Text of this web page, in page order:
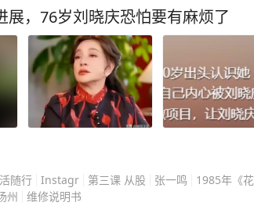
开机号只是彩票机房
验机器能否正常出
末尾收尾给到大号3
惯拿开机号做杀号参
挑选一两个号码放进
看得很通透，不管开
质，当作话题聊聊可
，76岁刘晓庆恐怕要有麻烦了
随行 Instagr 第三课 从股 张一鸣
1985年《花
州
维修说明书